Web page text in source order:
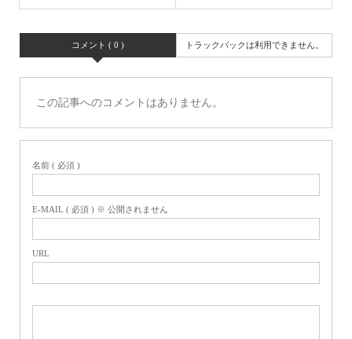
コメント ( 0 ) トラックバックは利用できません。
この記事へのコメントはありません。
名前 ( 必須 )
E-MAIL ( 必須 ) ※ 公開されません
URL